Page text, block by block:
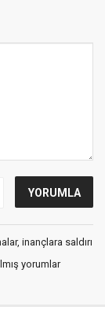
inançlara saldırı
yorumlar